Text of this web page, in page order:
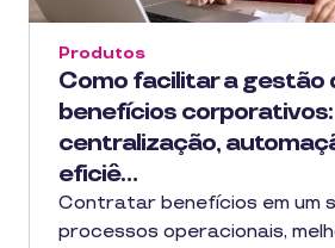
Como facilitar a gestão
benefícios corporativos:
centralização,
eficiê…
Produtos
Contratar benefícios em um
processos operacionais,